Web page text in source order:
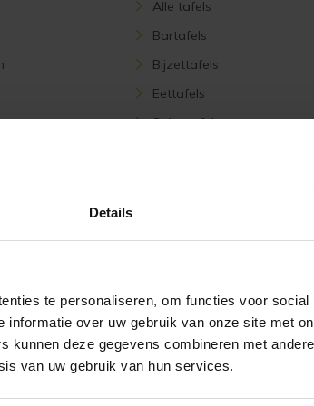
Details
te personaliseren, om functies voor
informatie over uw gebruik van onze site met
kunnen deze gegevens combineren met
van uw gebruik van hun services.
Alle tafels
Bartafels
Bijzettafels
Eettafels
Salontafels
Lampenkappen en voet
Vloerlampen
Plafondlampen